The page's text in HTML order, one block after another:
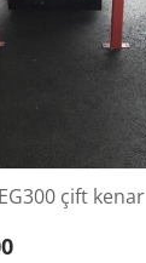
çift kenar